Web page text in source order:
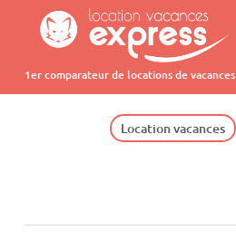
1er comparateur de locations de vacances
Location vacances